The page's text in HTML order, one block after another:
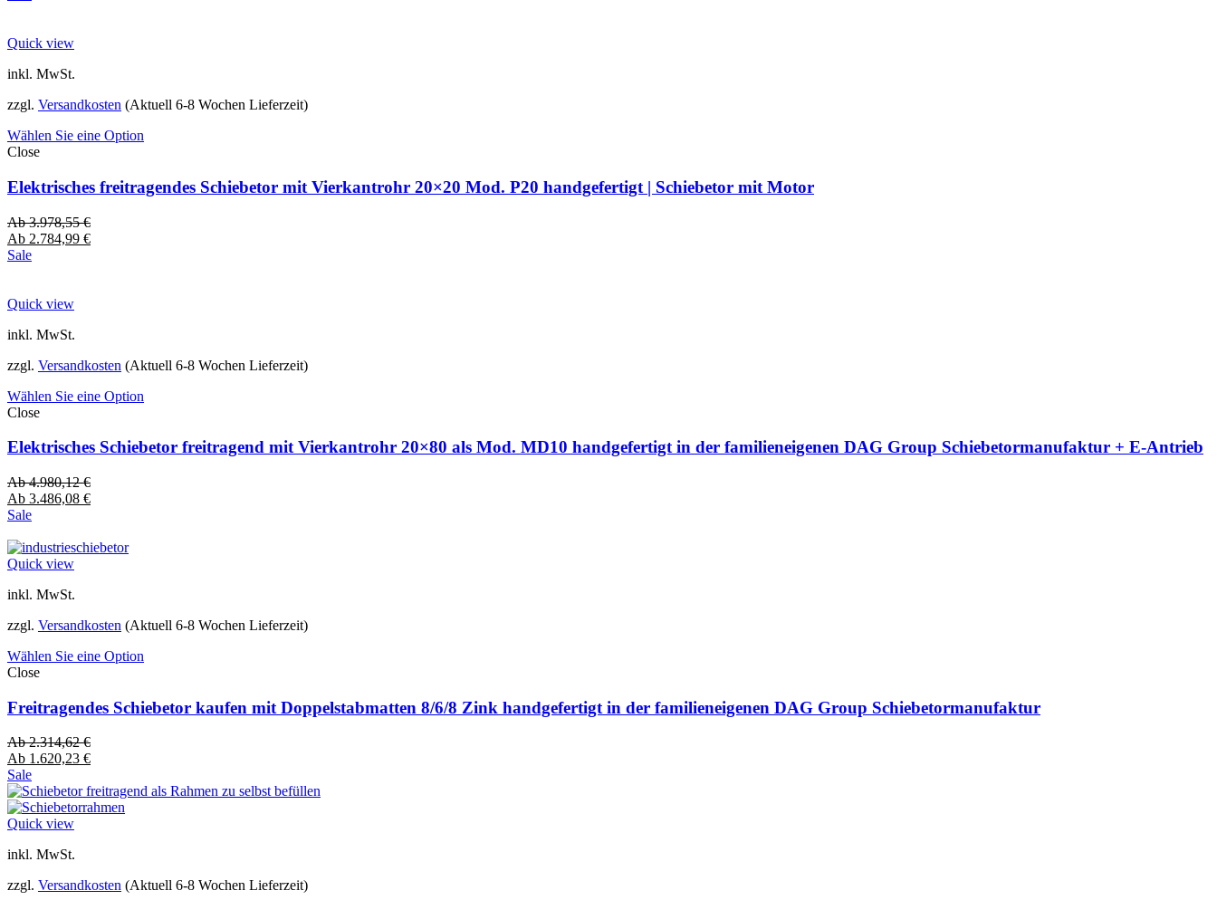
Quick view
inkl. MwSt.
zzgl. Versandkosten (Aktuell 6-8 Wochen Lieferzeit)
Wählen Sie eine Option
Close
Elektrisches freitragendes Schiebetor mit Vierkantrohr 20×20 Mod. P20 handgefertigt | Schiebetor mit Motor
Ab3.978,55€
Ab 2.784,99 €
Sale
Quick view
inkl. MwSt.
zzgl. Versandkosten (Aktuell 6-8 Wochen Lieferzeit)
Wählen Sie eine Option
Close
Elektrisches Schiebetor freitragend mit Vierkantrohr 20×80 als Mod. MD10 handgefertigt in der familieneigenen DAG Group Schiebetormanufaktur + E-Antrieb
Ab4.980,12€
Ab 3.486,08 €
Sale
Quick view
inkl. MwSt.
zzgl. Versandkosten (Aktuell 6-8 Wochen Lieferzeit)
Wählen Sie eine Option
Close
Freitragendes Schiebetor kaufen mit Doppelstabmatten 8/6/8 Zink handgefertigt in der familieneigenen DAG Group Schiebetormanufaktur
Ab2.314,62€
Ab 1.620,23 €
Sale
Quick view
inkl. MwSt.
zzgl. Versandkosten (Aktuell 6-8 Wochen Lieferzeit)